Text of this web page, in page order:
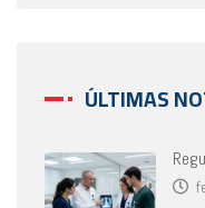
ÚLTIMAS